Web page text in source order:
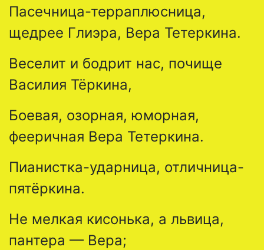
Пасечница-терраплюсница,
щедрее Глиэра, Вера Тетеркина.
Веселит и бодрит нас, почище
Василия Тёркина,
Боевая, озорная, юморная,
фееричная Вера Тетеркина.
Пианистка-ударница, отличница-
пятёркина.
Не мелкая кисонька, а львица,
пантера — Вера;